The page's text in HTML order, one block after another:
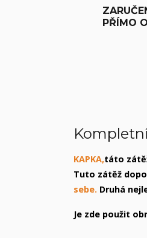
PŘÍMO
KAPKA,táto
Tuto zátěž
sebe. Druhá
Je zde použit